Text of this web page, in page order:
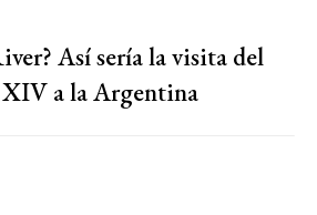
Así sería la visita del
a la Argentina